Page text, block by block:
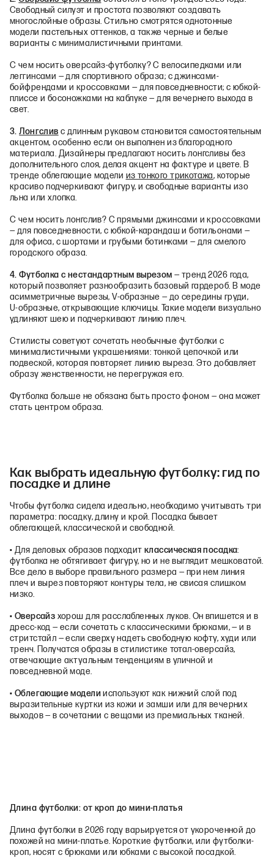
Свободный силуэт и простота позволяют создавать
многослойные образы. Стильно смотрятся однотонные
модели пастельных оттенков, а также черные и белые
варианты с минималистичными принтами.
С чем носить оверсайз-футболку? С велосипедками или
леггинсами — для спортивного образа; с джинсами-
бойфрендами и кроссовками — для повседневности; с юбкой-
плиссе и босоножками на каблуке — для вечернего выхода в
свет.
3.Лонгслив с длинным рукавом становится самостоятельным
акцентом, особенно если он выполнен из благородного
материала. Дизайнеры предлагают носить лонгсливы без
дополнительного слоя, делая акцент на фактуре и цвете. В
тренде облегающие модели из тонкого трикотажа, которые
красиво подчеркивают фигуру, и свободные варианты изо
льна или хлопка.
С чем носить лонгслив? С прямыми джинсами и кроссовками
— для повседневности, с юбкой-карандаш и ботильонами —
для офиса, с шортами и грубыми ботинками — для смелого
городского образа.
4. Футболка с нестандартным вырезом— тренд 2026 года,
который позволяет разнообразить базовый гардероб. В моде
асимметричные вырезы, V‑образные — до середины груди,
U‑образные, открывающие ключицы. Такие модели визуально
удлиняют шею и подчеркивают линию плеч.
Стилисты советуют сочетать необычные футболки с
минималистичными украшениями: тонкой цепочкой или
подвеской, которая повторяет линию выреза. Это добавляет
образу женственности, не перегружая его.
Футболка больше не обязана быть просто фоном — она может
стать центром образа.
Как выбрать идеальную футболку: гид по
посадке и длине
Чтобы футболка сидела идеально, необходимо учитывать три
параметра: посадку, длину и крой. Посадка бывает
облегающей, классической и свободной.
• Для деловых образов подходитклассическая посадка:
футболка не обтягивает фигуру, но и не выглядит мешковатой.
Все дело в выборе правильного размера — при нем линия
плеч и вырез повторяют контуры тела, не свисая слишком
низко.
• Оверсайз хорош для расслабленных луков. Он впишется и в
дресс-код — если сочетать с классическими брюками, — и в
стритстайл — если сверху надеть свободную кофту, худи или
тренч. Получатся образы в стилистике тотал-оверсайз,
отвечающие актуальным тенденциям в уличной и
повседневной моде.
• Облегающие моделииспользуют как нижний слой под
выразительные куртки из кожи и замши или для вечерних
выходов — в сочетании с вещами из премиальных тканей.
Длина футболки: от кроп до мини-платья
Длина футболки в 2026 году варьируется от укороченной до
похожей на мини-платье. Короткие футболки, или футболки-
кроп, носят с брюками или юбками с высокой посадкой.